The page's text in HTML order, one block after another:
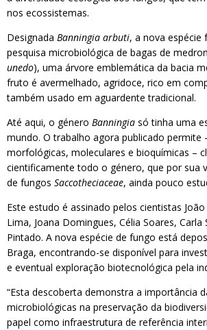
nos ecossistemas.
Designada Banningia arbuti, a nova espécie
pesquisa microbiológica de bagas de
unedo), uma árvore emblemática da bacia
fruto é avermelhado, agridoce, rico em
também usado em aguardente tradicional.
Até aqui, o género Banningia só tinha uma
mundo. O trabalho agora publicado permite
morfológicas, moleculares e bioquímicas –
cientificamente todo o género, que por sua
de fungos Saccotheciaceae, ainda pouco
Este estudo é assinado pelos cientistas
Lima, Joana Domingues, Célia Soares, Carla
Pintado. A nova espécie de fungo está
Braga, encontrando-se disponível para
e eventual exploração biotecnológica pela
“Esta descoberta demonstra a importância
microbiológicas na preservação da
papel como infraestrutura de referência